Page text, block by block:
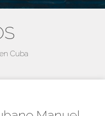
Cuba